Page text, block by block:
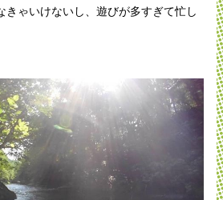
きゃいけないし、遊びが多すぎて忙し